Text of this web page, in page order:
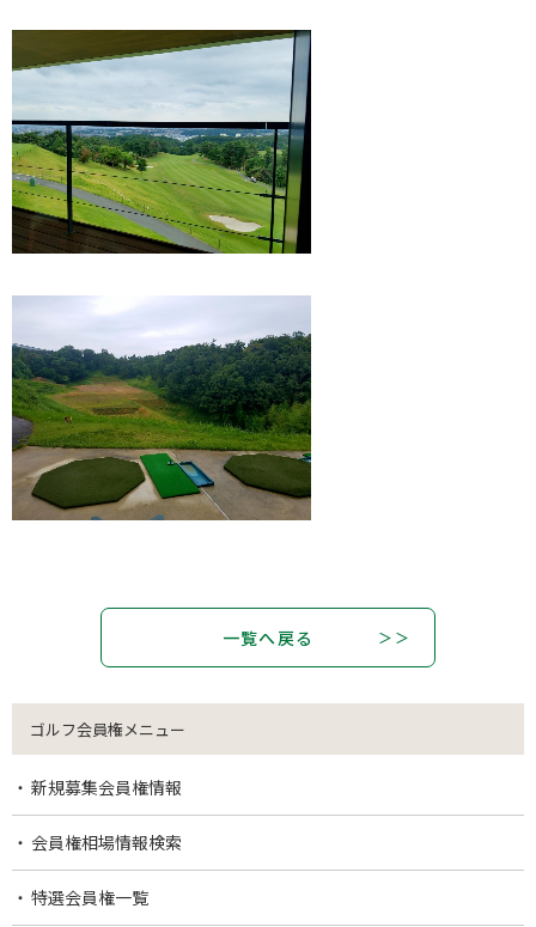
一覧へ戻る
ゴルフ会員権メニュー
新規募集会員権情報
会員権相場情報検索
特選会員権一覧